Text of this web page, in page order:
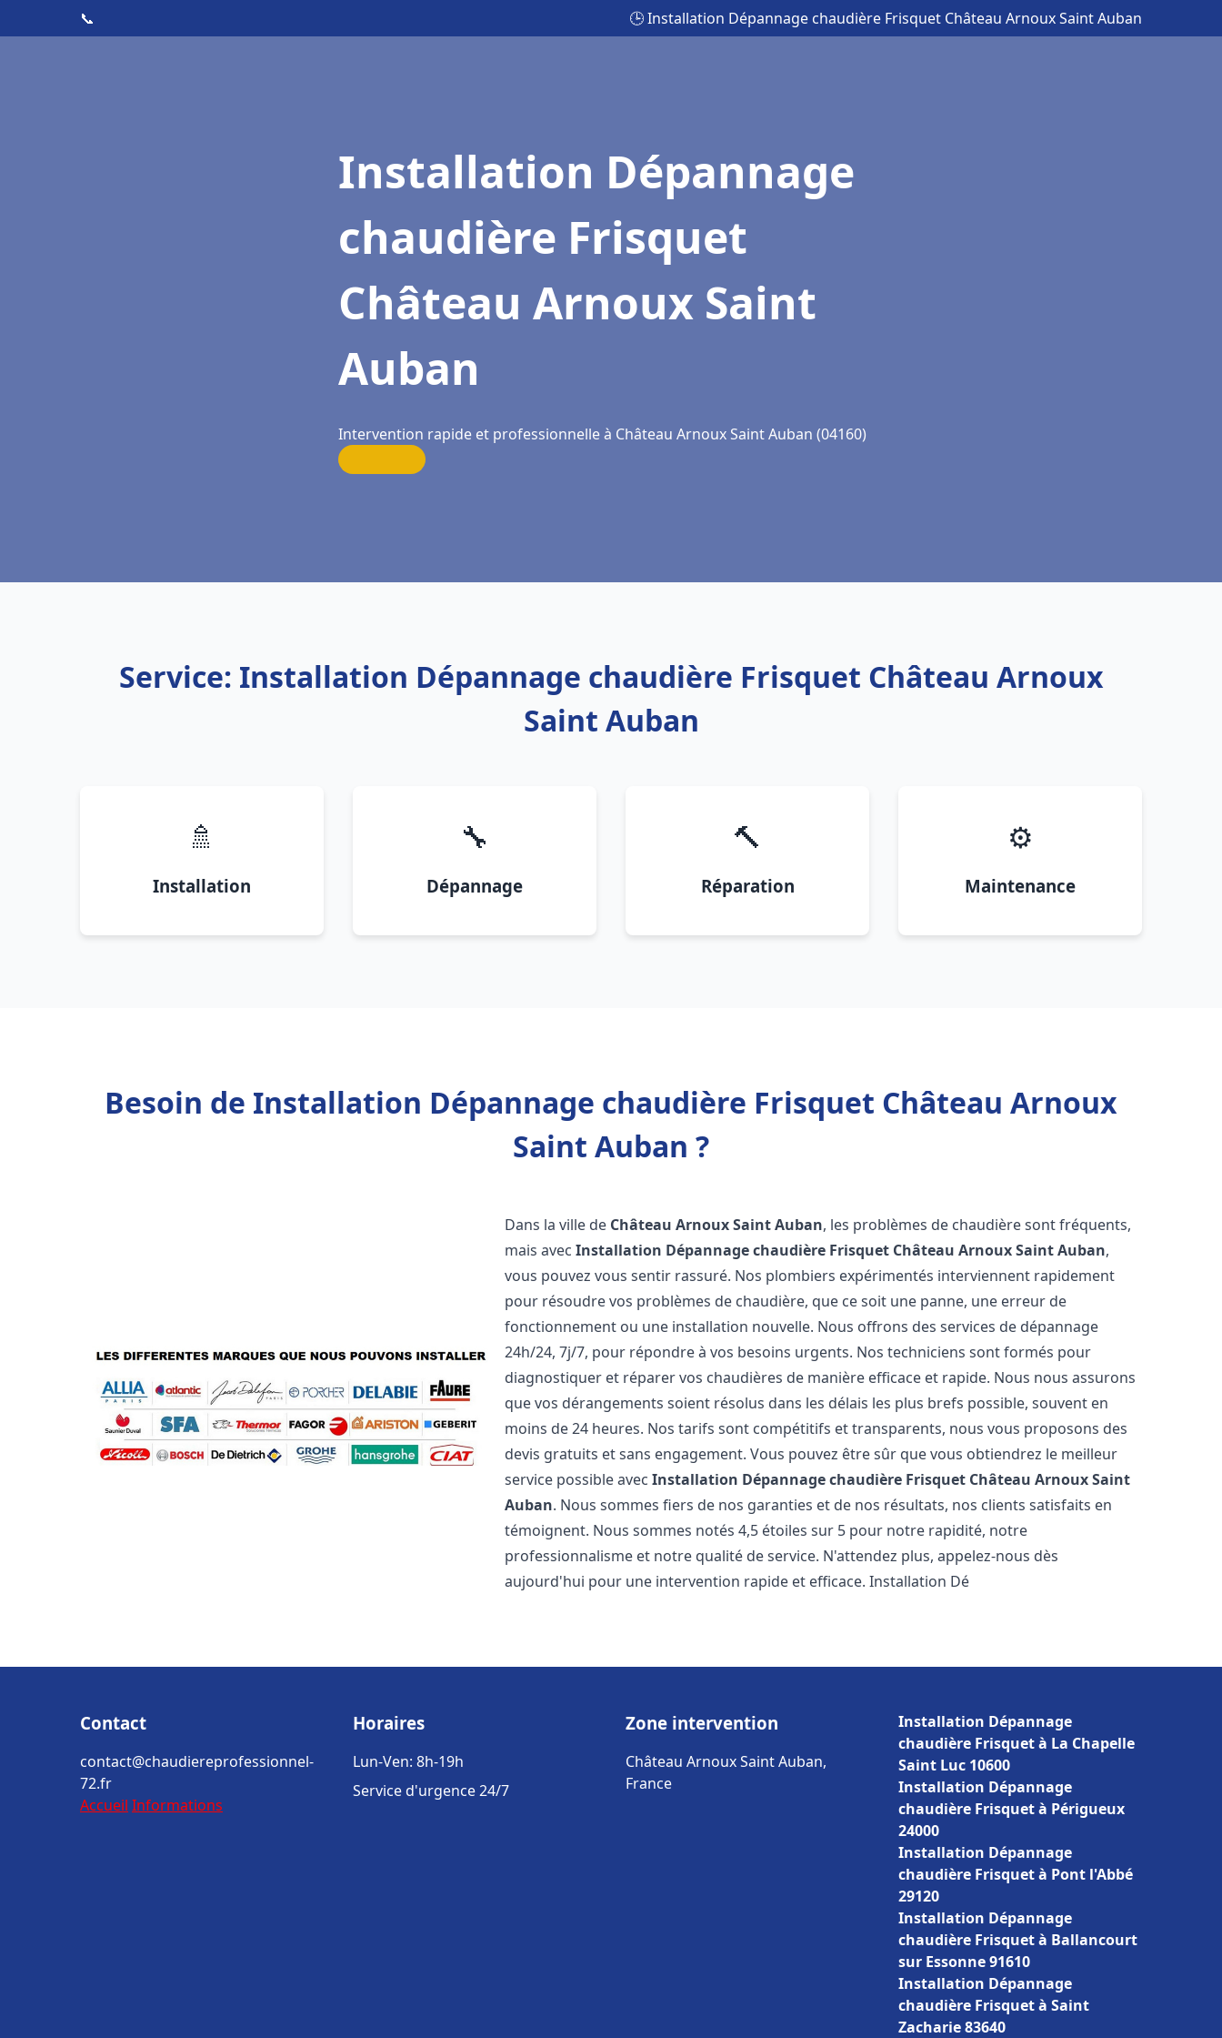
📞 🕒 Installation Dépannage chaudière Frisquet Château Arnoux Saint Auban
Installation Dépannage
chaudière Frisquet
Château Arnoux Saint
Auban
Intervention rapide et professionnelle à Château Arnoux Saint Auban (04160)
Service: Installation Dépannage chaudière Frisquet Château Arnoux
Saint Auban
🚿
Installation
🔧
Dépannage
🔨
Réparation
⚙️
Maintenance
Besoin de Installation Dépannage chaudière Frisquet Château Arnoux
Saint Auban ?
Dans la ville de Château Arnoux Saint Auban, les problèmes de chaudière sont fréquents,
mais avecInstallation Dépannage chaudière Frisquet Château Arnoux Saint Auban,
vous pouvez vous sentir rassuré. Nos plombiers expérimentés interviennent rapidement
pour résoudre vos problèmes de chaudière, que ce soit une panne, une erreur de
fonctionnement ou une installation nouvelle. Nous offrons des services de dépannage
24h/24, 7j/7, pour répondre à vos besoins urgents. Nos techniciens sont formés pour
diagnostiquer et réparer vos chaudières de manière efficace et rapide. Nous nous assurons
que vos dérangements soient résolus dans les délais les plus brefs possible, souvent en
moins de 24 heures. Nos tarifs sont compétitifs et transparents, nous vous proposons des
devis gratuits et sans engagement. Vous pouvez être sûr que vous obtiendrez le meilleur
service possible avecInstallation Dépannage chaudière Frisquet Château Arnoux Saint
Auban. Nous sommes fiers de nos garanties et de nos résultats, nos clients satisfaits en
témoignent. Nous sommes notés 4,5 étoiles sur 5 pour notre rapidité, notre
professionnalisme et notre qualité de service. N'attendez plus, appelez-nous dès
aujourd'hui pour une intervention rapide et efficace. Installation Dé
Contact
contact@chaudiereprofessionnel-
72.fr
Accueil Informations
Horaires
Lun-Ven: 8h-19h
Service d'urgence 24/7
Zone intervention
Château Arnoux Saint Auban,
France
Installation Dépannage
chaudière Frisquet à La Chapelle
Saint Luc 10600
Installation Dépannage
chaudière Frisquet à Périgueux
24000
Installation Dépannage
chaudière Frisquet à Pont l'Abbé
29120
Installation Dépannage
chaudière Frisquet à Ballancourt
sur Essonne 91610
Installation Dépannage
chaudière Frisquet à Saint
Zacharie 83640